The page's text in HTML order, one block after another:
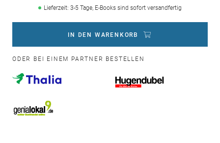
Lieferzeit: 3-5 Tage, E-Books sind sofort versandfertig
IN DEN WARENKORB
ODER BEI EINEM PARTNER BESTELLEN